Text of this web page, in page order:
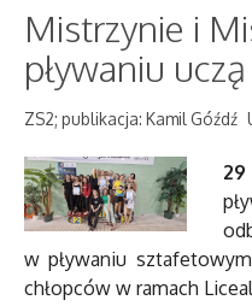
Mistrzynie i
pływaniu
ZS2; publikacja: Kamil Góźdź
w pływaniu
chłopców w ramach